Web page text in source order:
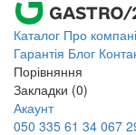
Каталог Про
Гарантія Блог
Порівняння
Закладки (0)
Акаунт
050 335 61 34 067